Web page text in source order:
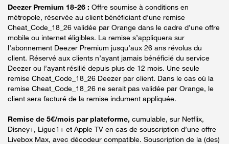
Deezer Premium 18-26 : Offre soumise à conditions en
métropole, réservée au client bénéficiant d’une remise
Cheat_Code_18_26 validée par Orange dans le cadre d’une offre
mobile ou internet éligibles. La remise s’appliquera sur
l’abonnement Deezer Premium jusqu’aux 26 ans révolus du
client. Réservé aux clients n’ayant jamais bénéficié du service
Deezer ou l’ayant résilié depuis plus de 12 mois. Une seule
remise Cheat_Code_18_26 Deezer par client. Dans le cas où la
remise Cheat_Code_18_26 ne serait pas validée par Orange, le
client sera facturé de la remise indument appliquée.
Remise de 5€/mois par plateforme, cumulable, sur Netflix,
Disney+, Ligue1+ et Apple TV en cas de souscription d’une offre
Livebox Max, avec décodeur compatible. Souscription de la (des)